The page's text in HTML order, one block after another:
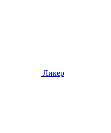
Ликер